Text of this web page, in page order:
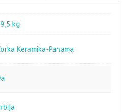
kg
Keramika-Panama